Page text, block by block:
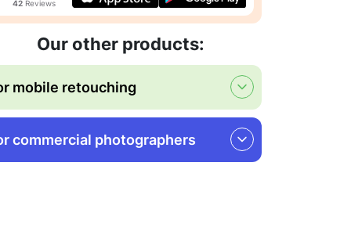
42Reviews
Our other products:
mobile retouching
commercial photographers